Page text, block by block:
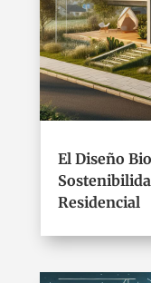
El Diseño
Residencial